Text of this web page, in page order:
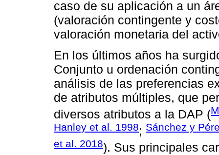
caso de su aplicación a un
(valoración contingente y
valoración monetaria del
En los últimos años ha
Conjunto u ordenación
análisis de las preferencias
de atributos múltiples, que
diversos atributos a la DAP (
Hanley et al. 1998; Sánchez y
et al. 2018). Sus principales